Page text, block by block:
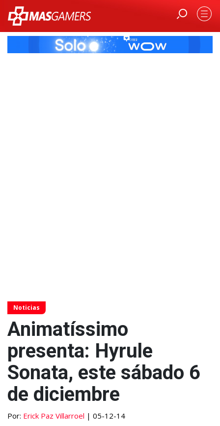
Noticias
Animatíssimo
presenta: Hyrule
Sonata, este sábado 6
de diciembre
Por: Erick Paz Villarroel | 05-12-14